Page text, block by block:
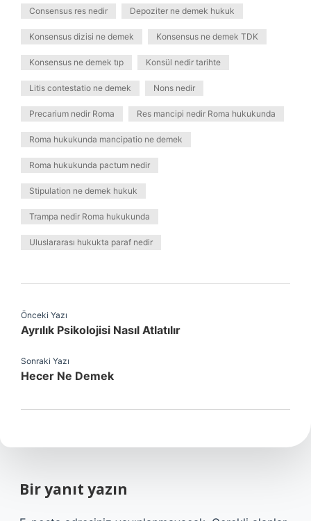
Consensus res nedir Depoziter ne demek hukuk
Konsensus dizisi ne demek Konsensus ne demek TDK
Konsensus ne demek tıp Konsül nedir tarihte
Litis contestatio ne demek Nons nedir
Precarium nedir Roma Res mancipi nedir Roma hukukunda
Roma hukukunda mancipatio ne demek
Roma hukukunda pactum nedir
Stipulation ne demek hukuk
Trampa nedir Roma hukukunda
Uluslararası hukukta paraf nedir
Önceki Yazı
Ayrılık Psikolojisi Nasıl Atlatılır
Sonraki Yazı
Hecer Ne Demek
Bir yanıt yazın